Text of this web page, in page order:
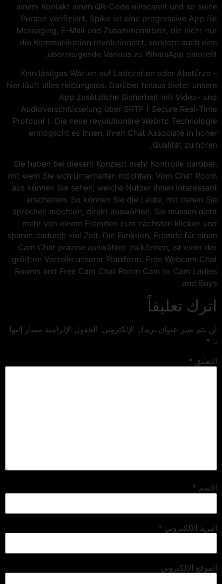
einem Kontakt einen QR-Code einscannt und so seine
Person verifiziert. Spike ist eine progressive App für
Messaging, E-Mail und Zusammenarbeit, die nicht nur
die Kommunikation revolutioniert, sondern auch eine
überzeugende Various zu WhatsApp darstellt.
Kein lästiges Warten auf Ladezeiten oder Abstürze –
hier läuft alles reibungslos. Darüber hinaus bietet unsere
App zusätzliche Sicherheit mit Video- und
Audioverschlüsselung über SRTP ( Secure Real-Time
Protocol ). Die neue revolutionäre Webrtc Technologie
ermöglicht es Ihnen, Ihren Chat Associate in hoher
Qualität zu hören.
Sie haben bei diesem Konzept mehr Kontrolle darüber,
mit wem Sie sich unterhalten möchten. Vom Chat Room
aus können Sie sehen, welche Nutzer Ihnen interessant
erscheinen. So können Sie die Leute, mit denen Sie
sprechen möchten, direkt auswählen. Sie müssen nicht
mehr von einem Fremden zum nächsten klicken und
sparen dadurch viel Zeit. Die Funktion, Fremde für einen
Cam Chat präzise auswählen zu können, ist einer der
größten Vorteile unserer Plattform. Free Webcam Chat
Rooms and Free Cam Chat Room Cam to Cam Ladies
and Boys.
اترك تعليقاً
لن يتم نشر عنوان بريدك الإلكتروني. الحقول الإلزامية مشار إليها
بـ *
التعليق *
الاسم *
البريد الإلكتروني *
الموقع الإلكتروني